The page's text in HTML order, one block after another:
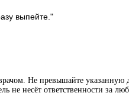
выпейте."
Не превышайте указанную
не несёт ответственности за